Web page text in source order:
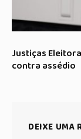
Justiças
contra assédio
DEIXE UMA